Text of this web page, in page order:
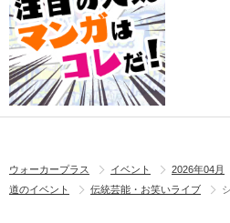
ウォーカープラス イベント 2026年04月
道のイベント
伝統芸能・お笑いライブ